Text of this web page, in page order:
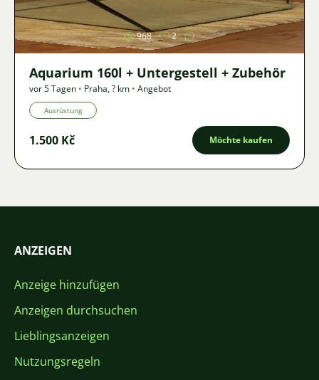
968 2
Aquarium 160l + Untergestell + Zubehör
vor 5 Tagen • Praha,? km • Angebot
Ausrüstung
1.500 Kč Möchte kaufen
ANZEIGEN
Anzeige hinzufügen
Anzeigen durchsuchen
Lieblingsanzeigen
Nutzungsregeln